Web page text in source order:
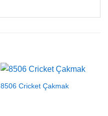
8506 Cricket Çakmak